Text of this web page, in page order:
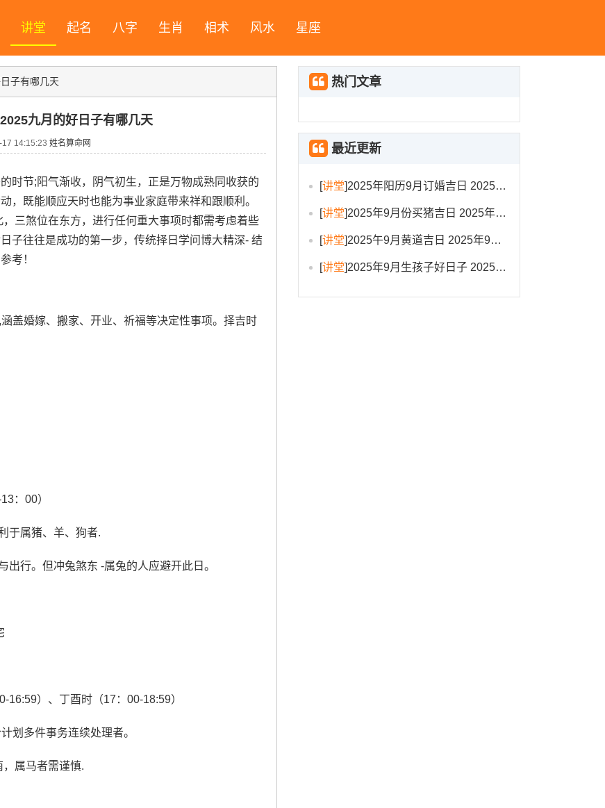
讲堂 起名 八字 生肖 相术 风水 星座
子有哪几天
九月的好日子有哪几天
14:15:23 姓名算命网
时节;阳气渐收，阴气初生，正是万物成熟同收获的
，既能顺应天时也能为事业家庭带来祥和跟顺利。
三煞位在东方，进行任何重大事项时都需考虑着些
子往往是成功的第一步，传统择日学问博大精深- 结
考！
盖婚嫁、搬家、开业、祈福等决定性事项。择吉时
：00）
于属猪、羊、狗者.
出行。但冲兔煞东 -属兔的人应避开此日。
）、丁酉时（17：00-18:59）
划多件事务连续处理者。
属马者需谨慎.
热门文章
最近更新
[讲堂]2025年阳历9月订婚吉日 2025年9月订婚吉日有哪几天
[讲堂]2025年9月份买猪吉日 2025年9月买猪进圈吉日
[讲堂]2025午9月黄道吉日 2025年9月黄道吉日一览表大全
[讲堂]2025年9月生孩子好日子 2025年9月哪天生孩子比较好